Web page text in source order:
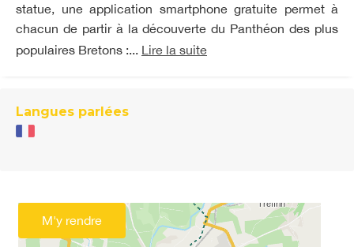
statue, une application smartphone gratuite permet à
chacun de partir à la découverte du Panthéon des plus
populaires Bretons :... Lire la suite
Langues parlées
M'y rendre